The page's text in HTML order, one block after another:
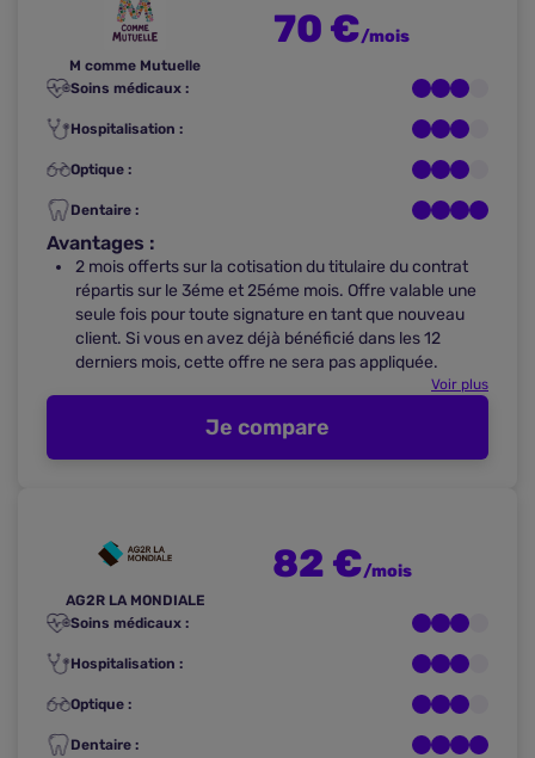
M comme Mutuelle
70 €/mois
Soins médicaux :
Hospitalisation :
Optique :
Dentaire :
Avantages :
2 mois offerts sur la cotisation du titulaire du contrat
répartis sur le 3éme et 25éme mois. Offre valable une
seule fois pour toute signature en tant que nouveau
client. Si vous en avez déjà bénéficié dans les 12
derniers mois, cette offre ne sera pas appliquée.
Voir plus
Je compare
AG2R LA MONDIALE
82 €/mois
Soins médicaux :
Hospitalisation :
Optique :
Dentaire :